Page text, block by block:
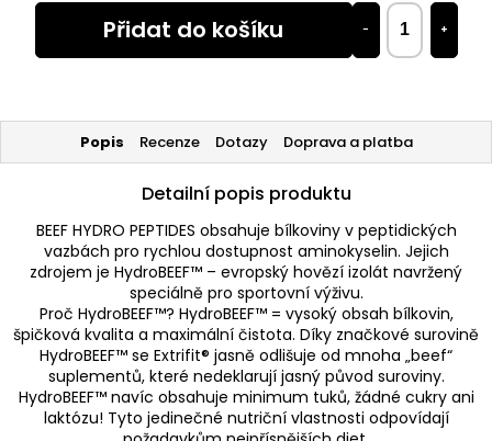
+
−
Přidat do košíku
Popis Recenze Dotazy Doprava a platba
Detailní popis produktu
BEEF HYDRO PEPTIDES obsahuje bílkoviny v peptidických
vazbách pro rychlou dostupnost aminokyselin. Jejich
zdrojem je HydroBEEF™ – evropský hovězí izolát navržený
speciálně pro sportovní výživu.
Proč HydroBEEF™? HydroBEEF™ = vysoký obsah bílkovin,
špičková kvalita a maximální čistota. Díky značkové surovině
HydroBEEF™ se Extrifit® jasně odlišuje od mnoha „beef“
suplementů, které nedeklarují jasný původ suroviny.
HydroBEEF™ navíc obsahuje minimum tuků, žádné cukry ani
laktózu! Tyto jedinečné nutriční vlastnosti odpovídají